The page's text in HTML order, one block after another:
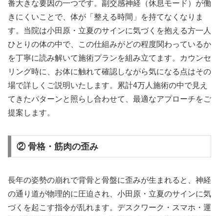
番大きな要因の一つです。副交感神経（休息モード）が働
きにくいことで、体が「整える時間」を持てなくなりま
す。当院は小田原・立夏のサインに気づくを抱える方一人
ひとりの体の中で、この仕組みがどの程度関わっているか
を丁寧に読み解いて施術プランを組み立てます。カウンセ
リング時に、お体に触れて確認しながら気になる点はその
場で詳しくご説明いたします。累計4万人施術の中で見え
てきたパターンと照らし合わせて、最適なアプローチをご
提案します。
② 骨格・筋肉の歪み
長年の姿勢の崩れで背骨と骨盤に歪みが生まれると、神経
の通り道が物理的に圧迫され、小田原・立夏のサインに気
づくを起こす指令が乱れます。デスクワーク・スマホ・運